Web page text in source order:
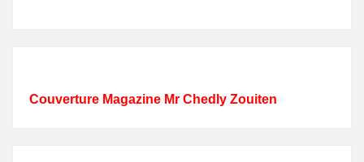
Couverture Magazine Mr Chedly Zouiten